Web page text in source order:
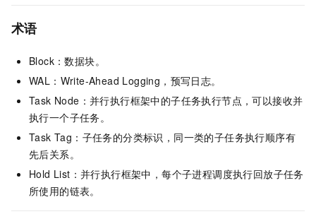
术语
Block：数据块。
WAL：Write-Ahead Logging，预写日志。
Task Node：并行执行框架中的子任务执行节点，可以接收并
执行一个子任务。
Task Tag：子任务的分类标识，同一类的子任务执行顺序有
先后关系。
Hold List：并行执行框架中，每个子进程调度执行回放子任务
所使用的链表。